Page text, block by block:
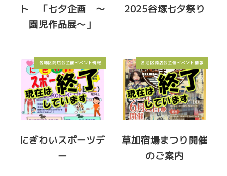
ト 「七夕企画 ～
園児作品展～」
2025谷塚七夕祭り
各地区商店会主催イベント情報
にぎわいスポーツデ
ー
各地区商店会主催イベント情報
草加宿場まつり開催
のご案内